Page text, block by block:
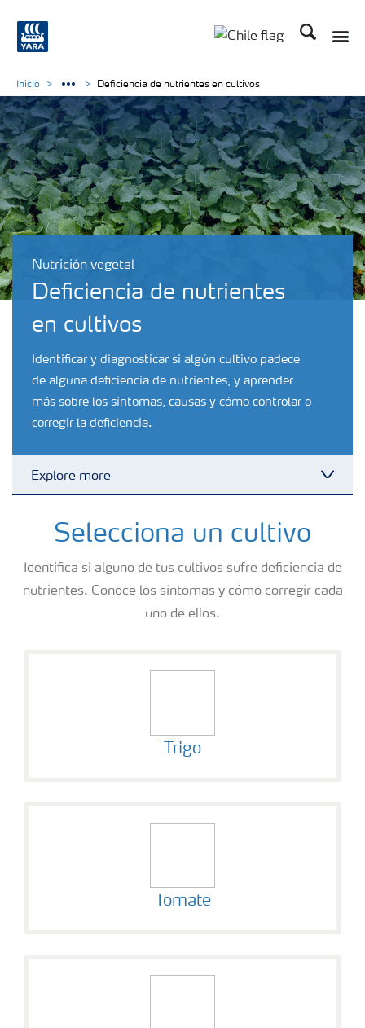
Buscar
Nutrición vegetal
Deficiencia de nutrientes
en cultivos
Identificar y diagnosticar si algún cultivo padece
de alguna deficiencia de nutrientes, y aprender
más sobre los síntomas, causas y cómo controlar o
corregir la deficiencia.
Explore more
Fertilizantes con baja Huella de Carbono
Fertilizantes
Soluciones por cultivos
Inicio Deficiencia de nutrientes en cultivos
Selecciona un cultivo
Identifica si alguno de tus cultivos sufre deficiencia de
nutrientes. Conoce los síntomas y cómo corregir cada
uno de ellos.
Trigo
Tomate